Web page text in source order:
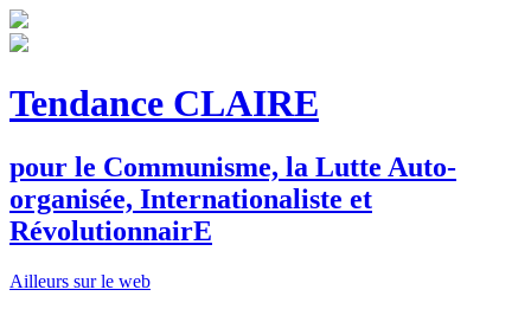
Tendance CLAIRE
pour le Communisme, la Lutte Auto-
organisée, Internationaliste et
RévolutionnairE
Ailleurs sur le web